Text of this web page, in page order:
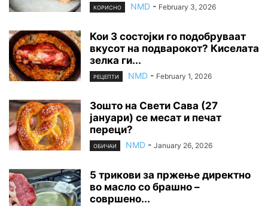
КОРИСНО NMD - February 3, 2026
Кои 3 состојки го подобруваат
вкусот на подварокот? Киселата
зелка ги...
РЕЦЕПТИ NMD - February 1, 2026
Зошто на Свети Сава (27
јануари) се месат и печат
переци?
ОБИЧАИ NMD - January 26, 2026
5 трикови за пржење директно
во масло со брашно –
совршено...